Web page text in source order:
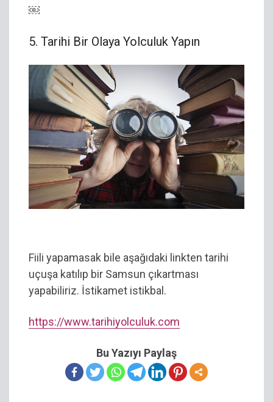
￼
5. Tarihi Bir Olaya Yolculuk Yapın
Fiili yapamasak bile aşağıdaki linkten tarihi
uçuşa katılıp bir Samsun çıkartması
yapabiliriz. İstikamet istikbal.
https://www.tarihiyolculuk.com
Bu Yazıyı Paylaş